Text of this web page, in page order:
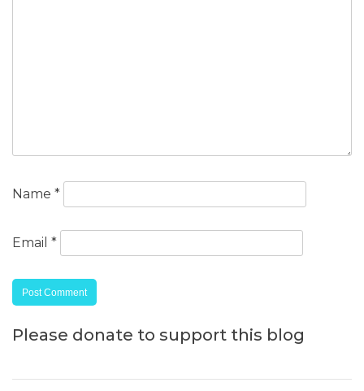
Name *
Email *
Please donate to support this blog